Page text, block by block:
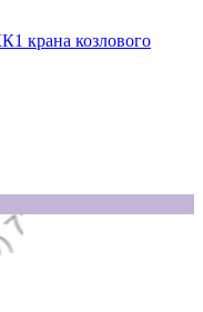
крана козлового